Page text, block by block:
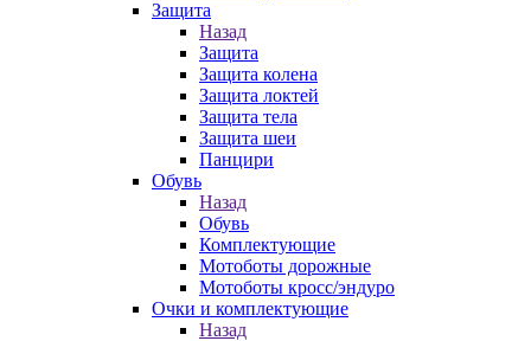
Защита
Назад
Защита
Защита колена
Защита локтей
Защита тела
Защита шеи
Панцири
Обувь
Назад
Обувь
Комплектующие
Мотоботы дорожные
Мотоботы кросс/эндуро
Очки и комплектующие
Назад